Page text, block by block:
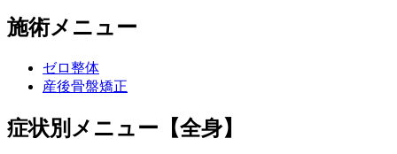
施術メニュー
ゼロ整体
産後骨盤矯正
症状別メニュー【全身】